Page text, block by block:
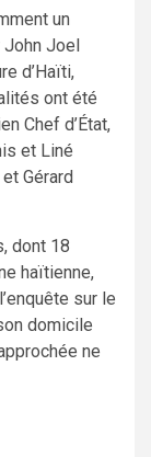
un
Joel
d’Haïti,
ont été
Chef d’État,
et Liné
Gérard
dont 18
haïtienne,
sur le
domicile
ne